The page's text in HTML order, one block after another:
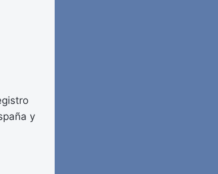
y